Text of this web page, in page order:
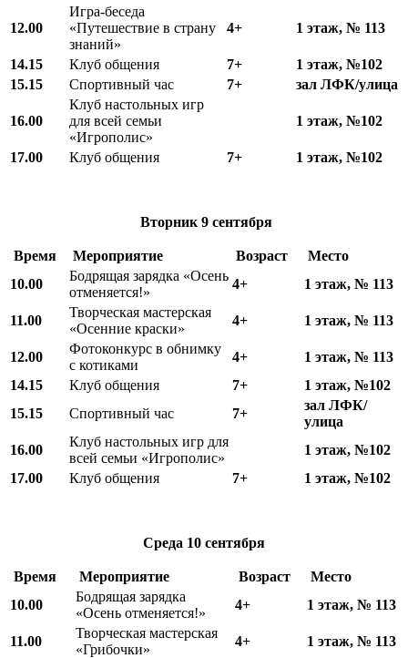
12.00
Игра-беседа
«Путешествие в страну
знаний»
4+ 1 этаж, № 113
14.15 Клуб общения 7+
1 этаж, №102
15.15
Спортивный час 7+ зал ЛФК/улица
16.00
Клуб настольных игр
для всей семьи
«Игрополис»
1 этаж, №102
17.00 Клуб общения 7+ 1 этаж, №102
Вторник 9 сентября
Время Мероприятие Возраст
Место
10.00
Бодрящая зарядка «Осень
отменяется!»
4+ 1 этаж, № 113
11.00
Творческая мастерская
«Осенние краски»
4+ 1 этаж, № 113
12.00
Фотоконкурс в обнимку
с котиками
4+
1 этаж, № 113
14.15
Клуб общения 7+
1 этаж, №102
15.15
Спортивный час 7+
зал ЛФК/
улица
16.00
Клуб настольных игр для
всей семьи «Игрополис»
1 этаж, №102
17.00
Клуб общения 7+ 1 этаж, №102
Среда 10 сентября
Время Мероприятие Возраст
Место
10.00
Бодрящая зарядка
«Осень отменяется!»
4+ 1 этаж, № 113
11.00
Творческая мастерская
«Грибочки»
4+
1 этаж, № 113